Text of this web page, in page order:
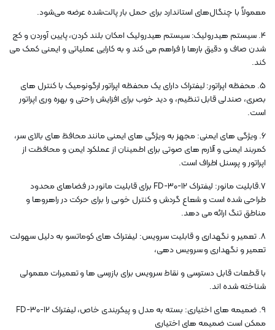
معمولاً با چنگال‌های استاندارد برای حمل بار پالت‌شده عرضه می‌شود.
4. سیستم هیدرولیک: سیستم هیدرولیک امکان بلند کردن، پایین آوردن و کج
شدن صاف و دقیق بارها را فراهم می کند و به کارایی عملیاتی و ایمنی کمک می
کند.
5. محفظه اپراتور: لیفتراک دارای یک محفظه اپراتور ارگونومیک با کنترل های
بصری، صندلی قابل تنظیم، و دید خوب برای افزایش راحتی و بهره وری اپراتور
است.
6. ویژگی های ایمنی: مجهز به ویژگی های ایمنی مانند محافظ های بالای سر،
کمربند ایمنی و آلارم های صوتی برای اطمینان از عملکرد ایمن و محافظت از
اپراتور و پرسنل اطراف است.
7.قابلیت مانور: لیفتراک FD-30-12 برای قابلیت مانور در فضاهای محدود
طراحی شده است و شعاع گردش و کنترل خوبی را برای حرکت در راهروها و
مناطق تنگ ارائه می دهد.
8. تعمیر و نگهداری و قابلیت سرویس: لیفتراک های کوماتسو به دلیل سهولت
تعمیر و نگهداری و سرویس دهی،
با قطعات قابل دسترسی و نقاط سرویس برای بازرسی ها و تعمیرات معمولی
شناخته شده اند.
9. ضمیمه های اختیاری: بسته به مدل و پیکربندی خاص، لیفتراک FD-30-12
ممکن است ضمیمه های اختیاری